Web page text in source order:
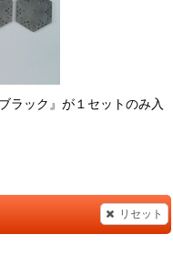
ラック』が１セットのみ入
リセット